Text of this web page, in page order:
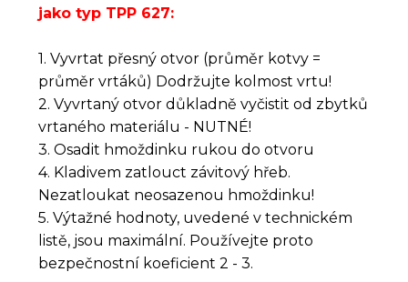
jako typ TPP 627:
1. Vyvrtat přesný otvor (průměr kotvy =
průměr vrtáků) Dodržujte kolmost vrtu!
2. Vyvrtaný otvor důkladně vyčistit od zbytků
vrtaného materiálu - NUTNÉ!
3. Osadit hmoždinku rukou do otvoru
4. Kladivem zatlouct závitový hřeb.
Nezatloukat neosazenou hmoždinku!
5. Výtažné hodnoty, uvedené v technickém
listě, jsou maximální. Používejte proto
bezpečnostní koeficient 2 - 3.